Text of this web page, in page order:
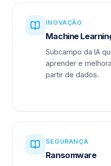
INOVAÇÃO
Machine
Subcampo da IA
aprender e
partir de dados.
SEGURANÇA
Ransomware